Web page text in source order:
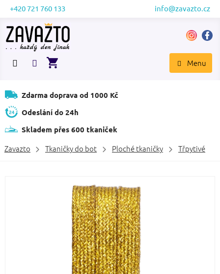
Přejít
obsah
+420 721 760 133 info@zavazto.cz
NÁKUPNÍ
Zdarma doprava od 1000 Kč
Odeslání do 24h
Skladem přes 600 tkaniček
Zavazto Tkaničky do bot Ploché tkaničky Třpytivé